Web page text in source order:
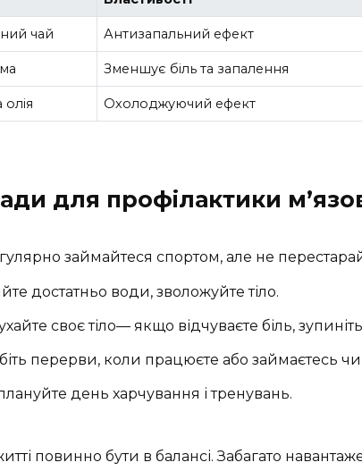
чай Антизапальний ефект
Зменшує біль та запалення
олія Охолоджуючий ефект
для профілактики
займайтеся спортом, але не
достатньо води, зволожуйте тіло.
своє тіло— якщо відчуваєте біль,
перерви, коли працюєте або займаєтесь
день харчування і тренувань.
повинно бути в балансі. Забагато